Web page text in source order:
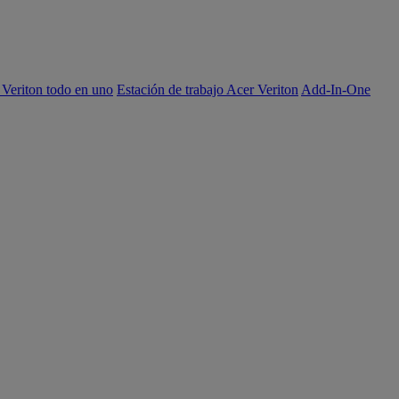
todo en uno Estación de trabajo Acer Veriton Add-In-One